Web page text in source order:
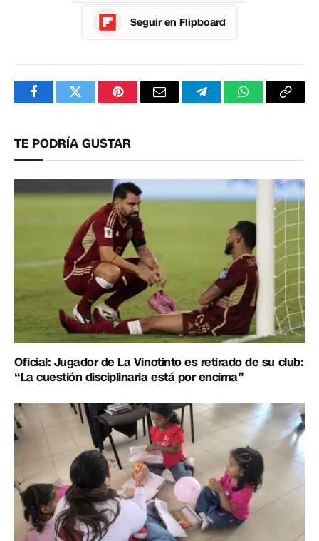
Seguir en Flipboard
FacebookTwitterPinterestCorreoTelegramWhatsApp
TE PODRÍA GUSTAR
Oficial: Jugador de La Vinotinto es retirado de su club:
“La cuestión disciplinaria está por encima”